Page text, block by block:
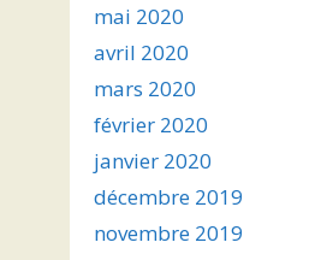
mai 2020
avril 2020
mars 2020
février 2020
janvier 2020
décembre 2019
novembre 2019